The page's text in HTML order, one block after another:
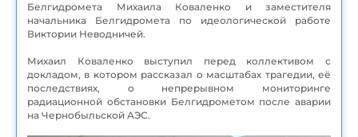
Белгидромета Михаила Коваленко и заместителя
начальника Белгидромета по идеологической работе
Виктории Неводничей.
Михаил Коваленко выступил перед коллективом с
докладом, в котором рассказал о масштабах трагедии, её
последствиях, о непрерывном мониторинге
радиационной обстановки Белгидрометом после аварии
на Чернобыльской АЭС.